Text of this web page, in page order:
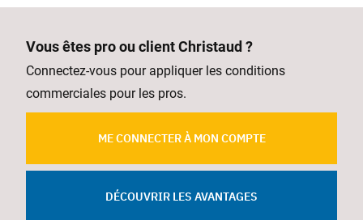
Vous êtes pro ou client Christaud ?
Connectez-vous pour appliquer les conditions
commerciales pour les pros.
ME CONNECTER À MON COMPTE
DÉCOUVRIR LES AVANTAGES